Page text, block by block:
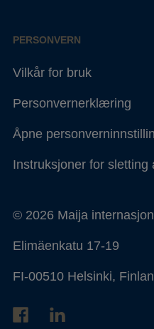
PERSONVERN
Vilkår for bruk
Personvernerklæring
Åpne
Instruksjoner for sletting
© 2026 Maija
Elimäenkatu 17-19
FI-00510 Helsinki,